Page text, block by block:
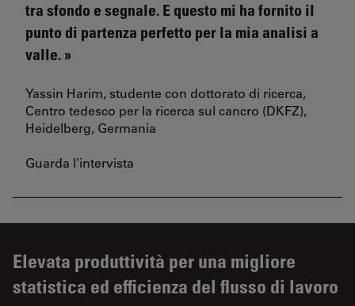
tra sfondo e segnale. E questo mi ha fornito il
punto di partenza perfetto per la mia analisi a
valle.
Yassin Harim, studente con dottorato di ricerca,
Centro tedesco per la ricerca sul cancro (DKFZ),
Heidelberg, Germania
Guarda l'intervista
Elevata produttività per una migliore
statistica ed efficienza del flusso di lavoro